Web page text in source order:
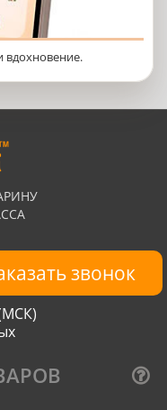
вдохновение.
звонок